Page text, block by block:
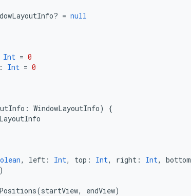
= null
Int = 0
: Int = 0
: WindowLayoutInfo)
{
, left : Int, top : Int, right : Int, bottom
(startView, endView)